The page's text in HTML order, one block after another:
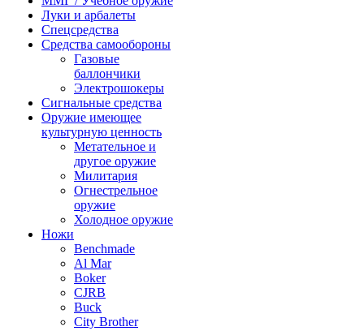
Луки и арбалеты
Спецсредства
Средства самообороны
Газовые
баллончики
Электрошокеры
Сигнальные средства
Оружие имеющее
культурную ценность
Метательное и
другое оружие
Милитария
Огнестрельное
оружие
Холодное оружие
Ножи
Benchmade
Al Mar
Boker
CJRB
Buck
City Brother